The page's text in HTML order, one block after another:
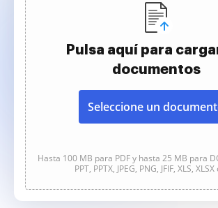
Pulsa aquí para
documentos
Seleccione un
Hasta 100 MB para PDF y hasta 25 MB para
PPT, PPTX, JPEG, PNG, JFIF, XLS,